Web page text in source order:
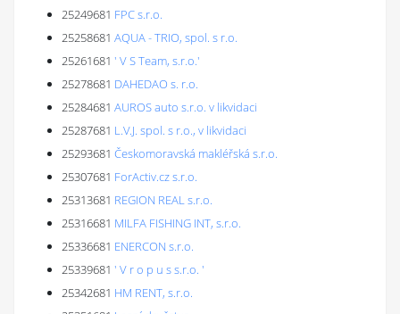
25249681 FPC s.r.o.
25258681 AQUA - TRIO, spol. s r.o.
25261681 ' V S Team, s.r.o.'
25278681 DAHEDAO s. r.o.
25284681 AUROS auto s.r.o. v likvidaci
25287681 L.V.J. spol. s r.o., v likvidaci
25293681 Českomoravská makléřská s.r.o.
25307681 ForActiv.cz s.r.o.
25313681 REGION REAL s.r.o.
25316681 MILFA FISHING INT, s.r.o.
25336681 ENERCON s.r.o.
25339681 ' V r o p u s s.r.o. '
25342681 HM RENT, s.r.o.